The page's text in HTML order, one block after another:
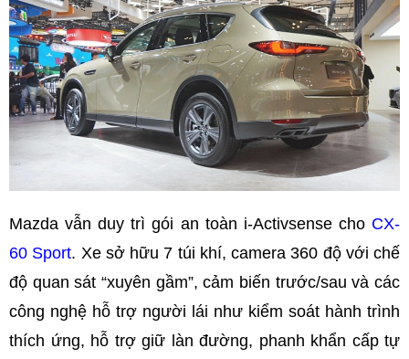
Mazda vẫn duy trì gói an toàn i-Activsense cho CX-
60 Sport. Xe sở hữu 7 túi khí, camera 360 độ với chế
độ quan sát “xuyên gầm”, cảm biến trước/sau và các
công nghệ hỗ trợ người lái như kiểm soát hành trình
thích ứng, hỗ trợ giữ làn đường, phanh khẩn cấp tự